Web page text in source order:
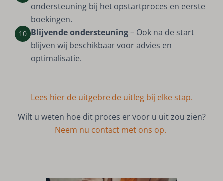
ondersteuning bij het opstartproces en eerste
boekingen.
10 Blijvende ondersteuning– Ook na de start
blijven wij beschikbaar voor advies en
optimalisatie.
Lees hier de uitgebreide uitleg bij elke stap.
Wilt u weten hoe dit proces er voor u uit zou zien?
Neem nu contact met ons op.